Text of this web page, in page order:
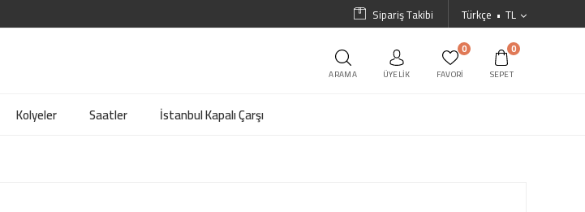
Türkçe TL
Sipariş Takibi
ARAMA ÜYELIK
0
FAVORI
0
SEPET
Kolyeler Saatler İstanbul Kapalı Çarşı